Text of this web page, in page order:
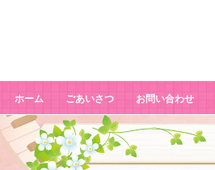
ホーム ごあいさつ お問い合わせ